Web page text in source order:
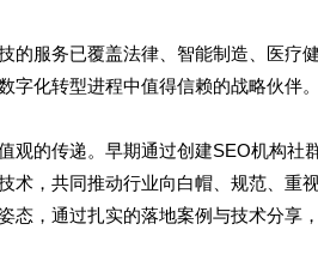
的服务已覆盖法律、智能制造、医疗
字化转型进程中值得信赖的战略伙伴
观的传递。早期通过创建SEO机构
术，共同推动行业向白帽、规范、重
态，通过扎实的落地案例与技术分享